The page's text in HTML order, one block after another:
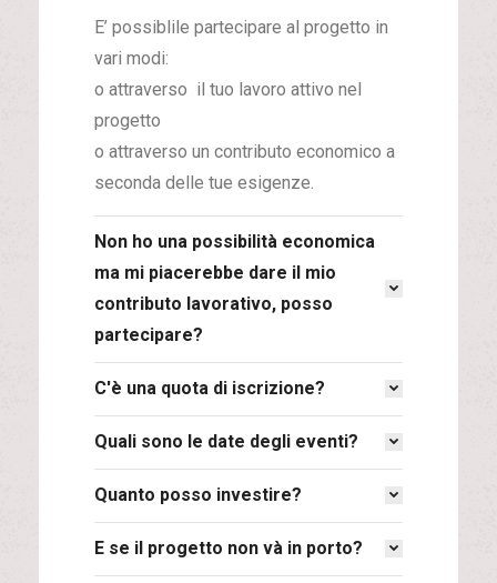
E’ possiblile partecipare al progetto in
vari modi:
o attraverso il tuo lavoro attivo nel
progetto
o attraverso un contributo economico a
seconda delle tue esigenze.
Non ho una possibilità economica
ma mi piacerebbe dare il mio
contributo lavorativo, posso
partecipare?
C'è una quota di iscrizione?
Quali sono le date degli eventi?
Quanto posso investire?
E se il progetto non và in porto?